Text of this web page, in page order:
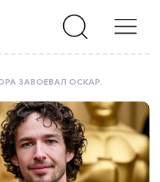
ЗАВОЕВАЛ ОСКАР.